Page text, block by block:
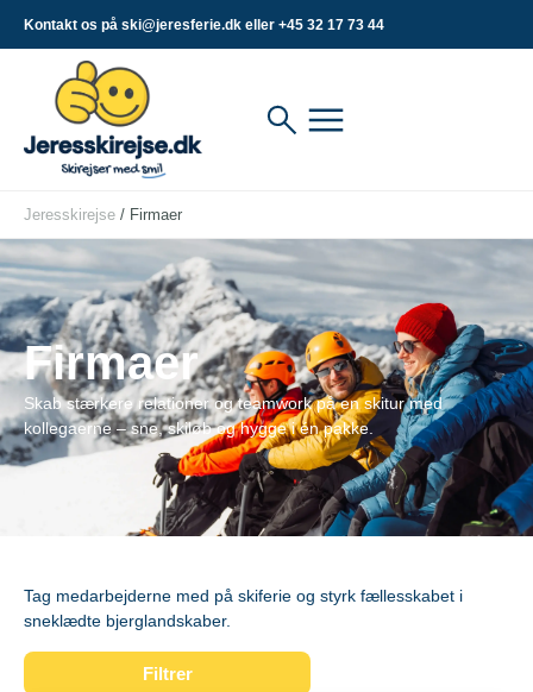
Kontakt os på ski@jeresferie.dk eller +45 32 17 73 44
Jeresskirejse / Firmaer
Firmaer
Skab stærkere relationer og teamwork på en skitur med
kollegaerne – sne, skiløb og hygge i én pakke.
Tag medarbejderne med på skiferie og styrk fællesskabet i
sneklædte bjerglandskaber.
Filtrer